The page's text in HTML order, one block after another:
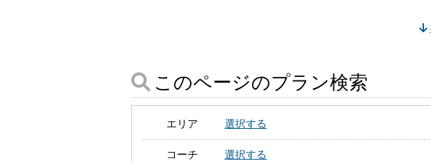
このページのプラン検索
エリア 選択する
コーチ 選択する